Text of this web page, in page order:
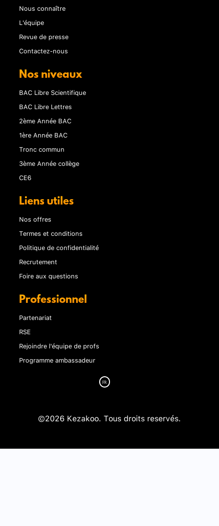
Nous connaître
L'équipe
Revue de presse
Contactez-nous
Nos niveaux
BAC Libre Scientifique
BAC Libre Lettres
2ème Année BAC
1ère Année BAC
Tronc commun
3ème Année collège
CE6
Liens utiles
Nos offres
Termes et conditions
Politique de confidentialité
Recrutement
Foire aux questions
Professionnel
Partenariat
RSE
Rejoindre l'équipe de profs
Programme ambassadeur
©2026 Kezakoo. Tous droits reservés.